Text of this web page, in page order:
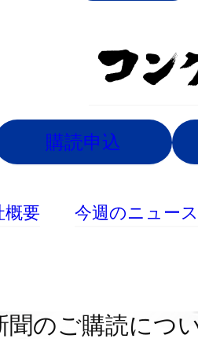
購読申込
概要 今週のニュース
聞のご購読につ